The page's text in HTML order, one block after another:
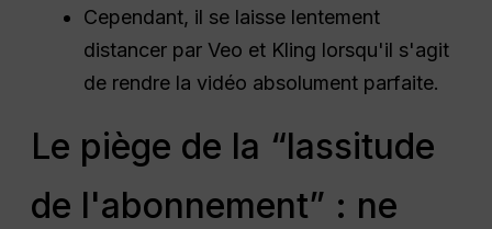
Cependant, il se laisse lentement
distancer par Veo et Kling lorsqu'il s'agit
de rendre la vidéo absolument parfaite.
Le piège de la “lassitude
de l'abonnement” : ne